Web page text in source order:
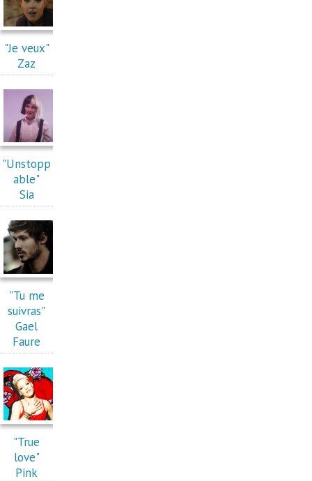
"Je veux"
Zaz
"Unstopp
able"
Sia
"Tu me
suivras"
Gael
Faure
"True
love"
Pink